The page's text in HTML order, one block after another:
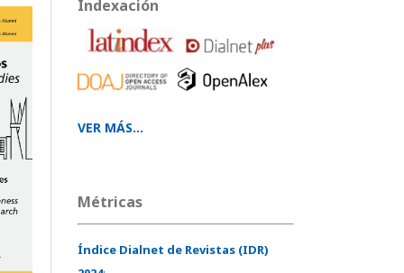
Indexación
VER MÁS...
Métricas
Índice Dialnet de Revistas (IDR)